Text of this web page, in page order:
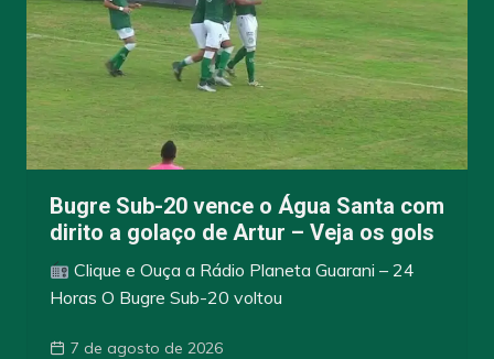
Bugre Sub-20 vence o Água Santa com
dirito a golaço de Artur – Veja os gols
Clique e Ouça a Rádio Planeta Guarani – 24
Horas O Bugre Sub-20 voltou
7 de agosto de 2026